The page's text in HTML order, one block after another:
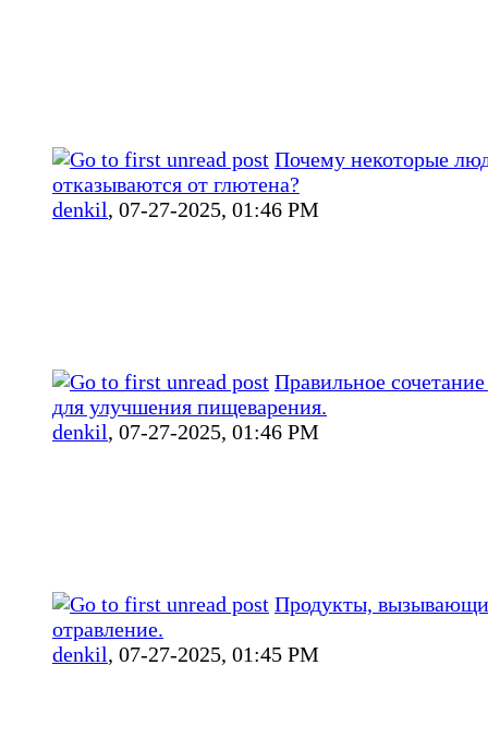
Почему некоторые
отказываются от глютена?
denkil, 07-27-2025, 01:46 PM
Правильное
для улучшения пищеварения.
denkil, 07-27-2025, 01:46 PM
Продукты,
отравление.
denkil, 07-27-2025, 01:45 PM